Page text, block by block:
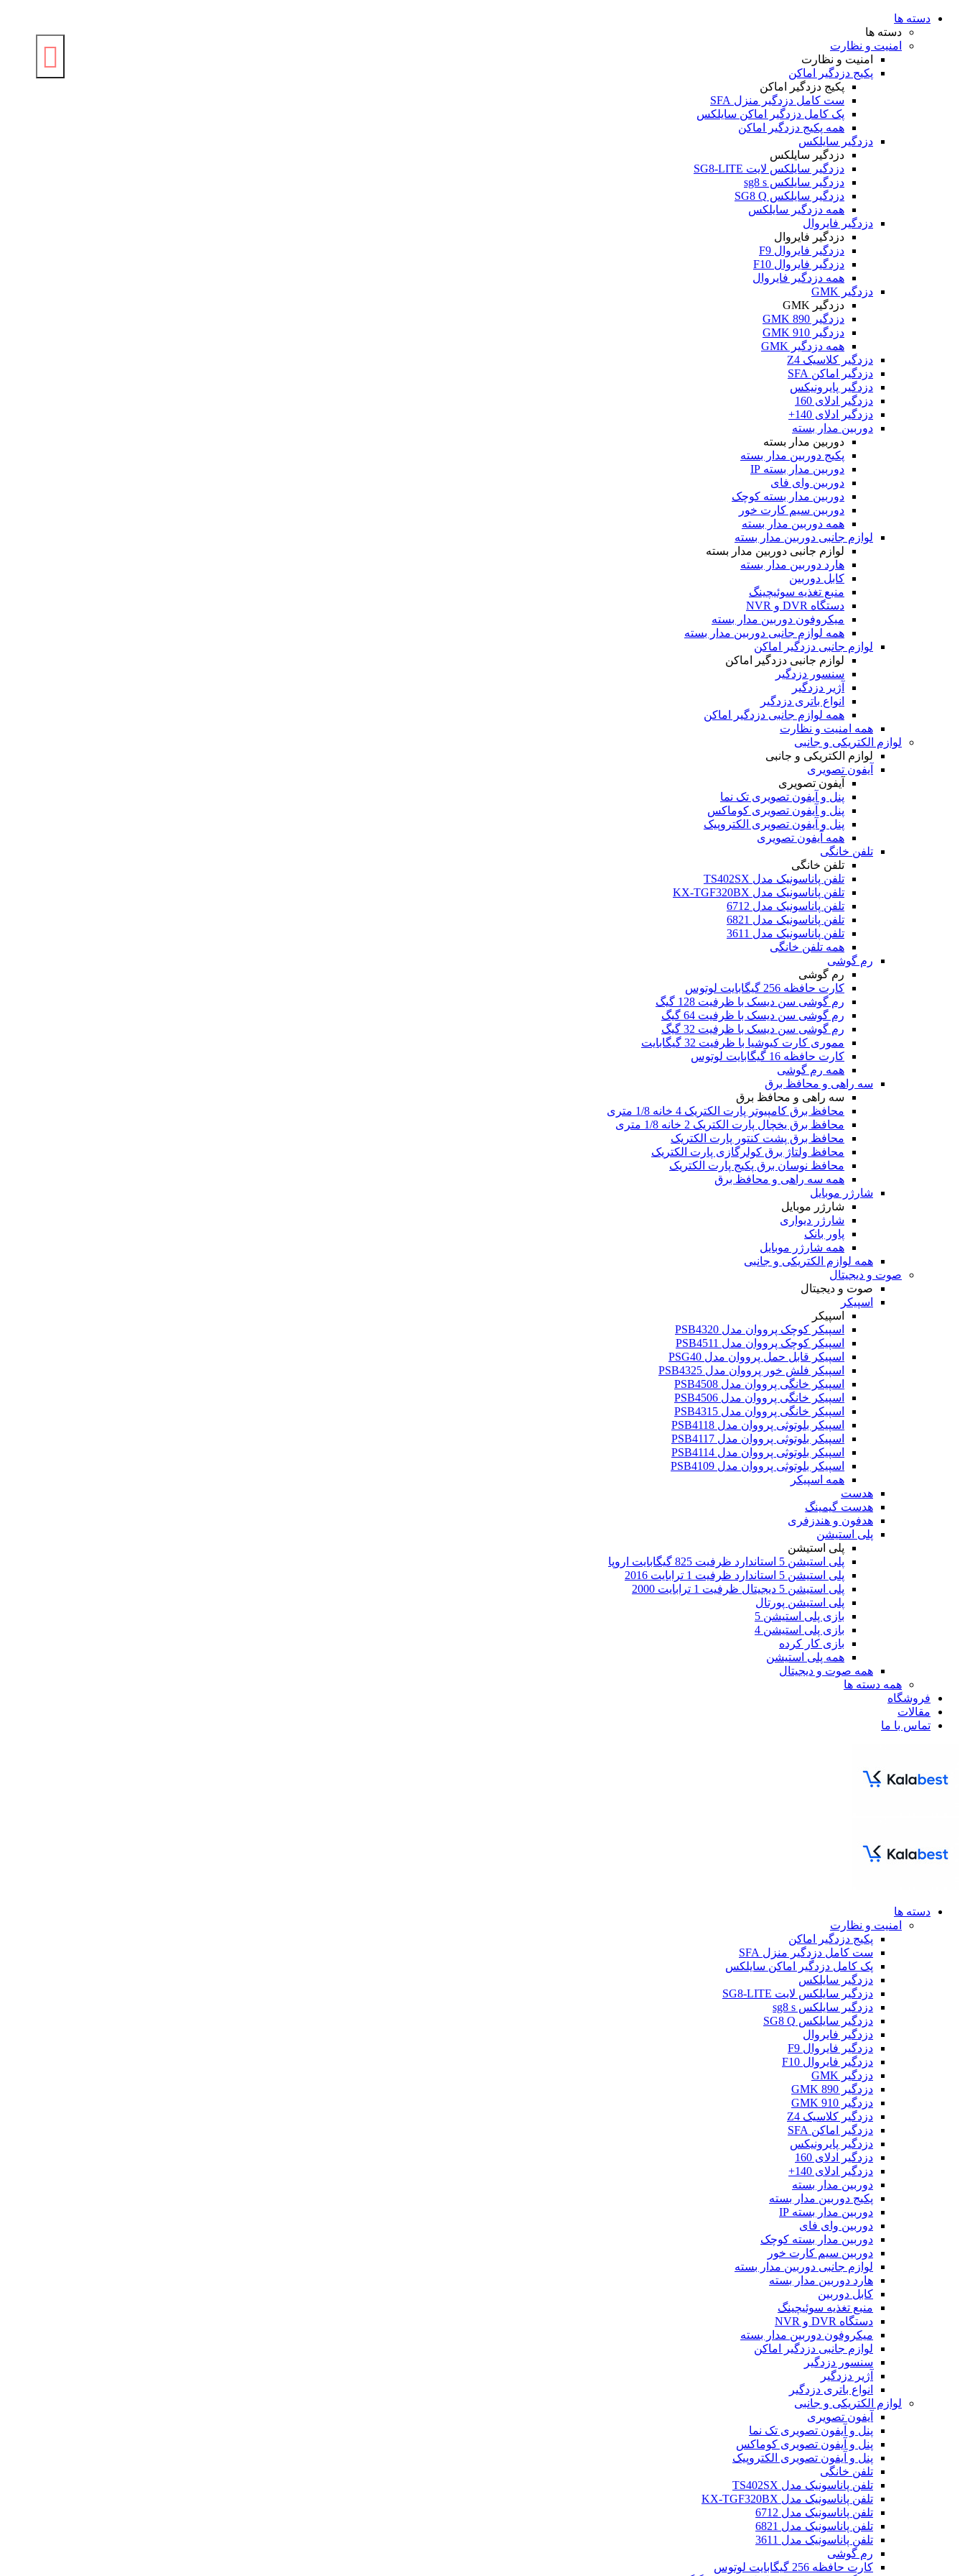
دسته ها
دسته ها
امنیت و نظارت
امنیت و نظارت
پکیج دزدگیر اماکن
پکیج دزدگیر اماکن
ست کامل دزدگیر منزل SFA
پک کامل دزدگیر اماکن سایلکس
همه پکیج دزدگیر اماکن
دزدگیر سایلکس
دزدگیر سایلکس
دزدگیر سایلکس لایت SG8-LITE
دزدگیر سایلکس sg8 s
دزدگیر سایلکس SG8 Q
همه دزدگیر سایلکس
دزدگیر فایروال
دزدگیر فایروال
دزدگیر فایروال F9
دزدگیر فایروال F10
همه دزدگیر فایروال
دزدگیر GMK
دزدگیر GMK
دزدگیر GMK 890
دزدگیر GMK 910
همه دزدگیر GMK
دزدگیر کلاسیک Z4
دزدگیر اماکن SFA
دزدگیر پایرونیکس
دزدگیر ادلای 160
دزدگیر ادلای 140+
دوربین مدار بسته
دوربین مدار بسته
پکیج دوربین مدار بسته
دوربین مدار بسته IP
دوربین وای فای
دوربین مدار بسته کوچک
دوربین سیم کارت خور
همه دوربین مدار بسته
لوازم جانبی دوربین مدار بسته
لوازم جانبی دوربین مدار بسته
هارد دوربین مدار بسته
کابل دوربین
منبع تغذیه سوئیچینگ
دستگاه DVR و NVR
میکروفون دوربین مدار بسته
همه لوازم جانبی دوربین مدار بسته
لوازم جانبی دزدگیر اماکن
لوازم جانبی دزدگیر اماکن
سنسور دزدگیر
آژیر دزدگیر
انواع باتری دزدگیر
همه لوازم جانبی دزدگیر اماکن
همه امنیت و نظارت
لوازم الکتریکی و جانبی
لوازم الکتریکی و جانبی
آیفون تصویری
آیفون تصویری
پنل و آیفون تصویری تک نما
پنل و آیفون تصویری کوماکس
پنل و آیفون تصویری الکتروپیک
همه آیفون تصویری
تلفن خانگی
تلفن خانگی
تلفن پاناسونیک مدل TS402SX
تلفن پاناسونیک مدل KX-TGF320BX
تلفن پاناسونیک مدل 6712
تلفن پاناسونیک مدل 6821
تلفن پاناسونیک مدل 3611
همه تلفن خانگی
رم گوشی
رم گوشی
کارت حافظه 256 گیگابایت لوتوس
رم گوشی سن دیسک با ظرفیت 128 گیگ
رم گوشی سن دیسک با ظرفیت 64 گیگ
رم گوشی سن دیسک با ظرفیت 32 گیگ
مموری کارت کیوشیا با ظرفیت 32 گیگابایت
کارت حافظه 16 گیگابایت لوتوس
همه رم گوشی
سه راهی و محافظ برق
سه راهی و محافظ برق
محافظ برق کامپیوتر پارت الکتریک 4 خانه 1/8 متری
محافظ برق یخچال پارت الکتریک 2 خانه 1/8 متری
محافظ برق پشت کنتور پارت الکتریک
محافظ ولتاژ برق کولرگازی پارت الکتریک
محافظ نوسان برق پکیج پارت الکتریک
همه سه راهی و محافظ برق
شارژر موبایل
شارژر موبایل
شارژر دیواری
پاور بانک
همه شارژر موبایل
همه لوازم الکتریکی و جانبی
صوت و دیجیتال
صوت و دیجیتال
اسپیکر
اسپیکر
اسپیکر کوچک پرووان مدل PSB4320
اسپیکر کوچک پرووان مدل PSB4511
اسپیکر قابل حمل پرووان مدل PSG40
اسپیکر فلش خور پرووان مدل PSB4325
اسپیکر خانگی پرووان مدل PSB4508
اسپیکر خانگی پرووان مدل PSB4506
اسپیکر خانگی پرووان مدل PSB4315
اسپیکر بلوتوثی پرووان مدل PSB4118
اسپیکر بلوتوثی پرووان مدل PSB4117
اسپیکر بلوتوثی پرووان مدل PSB4114
اسپیکر بلوتوثی پرووان مدل PSB4109
همه اسپیکر
هدست
هدست گیمینگ
هدفون و هندزفری
پلی استیشن
پلی استیشن
پلی استیشن 5 استاندارد ظرفیت 825 گیگابایت اروپا
پلی استیشن 5 استاندارد ظرفیت 1 ترابایت 2016
پلی استیشن 5 دیجیتال ظرفیت 1 ترابایت 2000
پلی استیشن پورتال
بازی پلی استیشن 5
بازی پلی استیشن 4
بازی کار کرده
همه پلی استیشن
همه صوت و دیجیتال
همه دسته ها
فروشگاه
مقالات
تماس با ما
دسته ها
امنیت و نظارت
پکیج دزدگیر اماکن
ست کامل دزدگیر منزل SFA
پک کامل دزدگیر اماکن سایلکس
دزدگیر سایلکس
دزدگیر سایلکس لایت SG8-LITE
دزدگیر سایلکس sg8 s
دزدگیر سایلکس SG8 Q
دزدگیر فایروال
دزدگیر فایروال F9
دزدگیر فایروال F10
دزدگیر GMK
دزدگیر GMK 890
دزدگیر GMK 910
دزدگیر کلاسیک Z4
دزدگیر اماکن SFA
دزدگیر پایرونیکس
دزدگیر ادلای 160
دزدگیر ادلای 140+
دوربین مدار بسته
پکیج دوربین مدار بسته
دوربین مدار بسته IP
دوربین وای فای
دوربین مدار بسته کوچک
دوربین سیم کارت خور
لوازم جانبی دوربین مدار بسته
هارد دوربین مدار بسته
کابل دوربین
منبع تغذیه سوئیچینگ
دستگاه DVR و NVR
میکروفون دوربین مدار بسته
لوازم جانبی دزدگیر اماکن
سنسور دزدگیر
آژیر دزدگیر
انواع باتری دزدگیر
لوازم الکتریکی و جانبی
آیفون تصویری
پنل و آیفون تصویری تک نما
پنل و آیفون تصویری کوماکس
پنل و آیفون تصویری الکتروپیک
تلفن خانگی
تلفن پاناسونیک مدل TS402SX
تلفن پاناسونیک مدل KX-TGF320BX
تلفن پاناسونیک مدل 6712
تلفن پاناسونیک مدل 6821
تلفن پاناسونیک مدل 3611
رم گوشی
کارت حافظه 256 گیگابایت لوتوس